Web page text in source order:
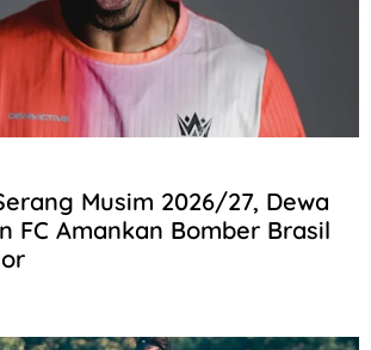
Musim 2026/27, Dewa
FC Amankan Bomber Brasil